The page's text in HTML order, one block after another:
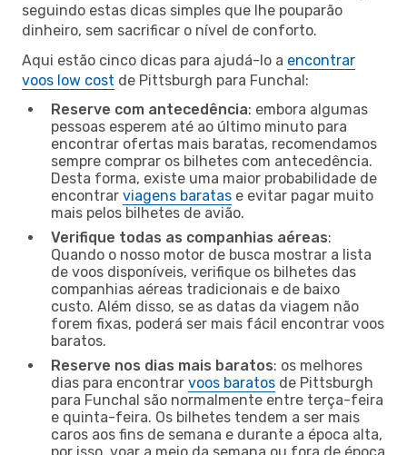
seguindo estas dicas simples que lhe pouparão
dinheiro, sem sacrificar o nível de conforto.
Aqui estão cinco dicas para ajudá-lo a encontrar
voos low cost de Pittsburgh para Funchal:
Reserve com antecedência: embora algumas
pessoas esperem até ao último minuto para
encontrar ofertas mais baratas, recomendamos
sempre comprar os bilhetes com antecedência.
Desta forma, existe uma maior probabilidade de
encontrar viagens baratas e evitar pagar muito
mais pelos bilhetes de avião.
Verifique todas as companhias aéreas:
Quando o nosso motor de busca mostrar a lista
de voos disponíveis, verifique os bilhetes das
companhias aéreas tradicionais e de baixo
custo. Além disso, se as datas da viagem não
forem fixas, poderá ser mais fácil encontrar voos
baratos.
Reserve nos dias mais baratos: os melhores
dias para encontrar voos baratos de Pittsburgh
para Funchal são normalmente entre terça-feira
e quinta-feira. Os bilhetes tendem a ser mais
caros aos fins de semana e durante a época alta,